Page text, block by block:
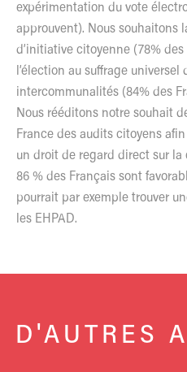
expérimentation du vote
approuvent). Nous souhaitons
d’initiative citoyenne (78%
l’élection au suffrage
intercommunalités (84% des
Nous rééditons notre souhait
France des audits citoyens
un droit de regard direct sur la
86 % des Français sont
pourrait par exemple trouver
les EHPAD.
D'AUTRES